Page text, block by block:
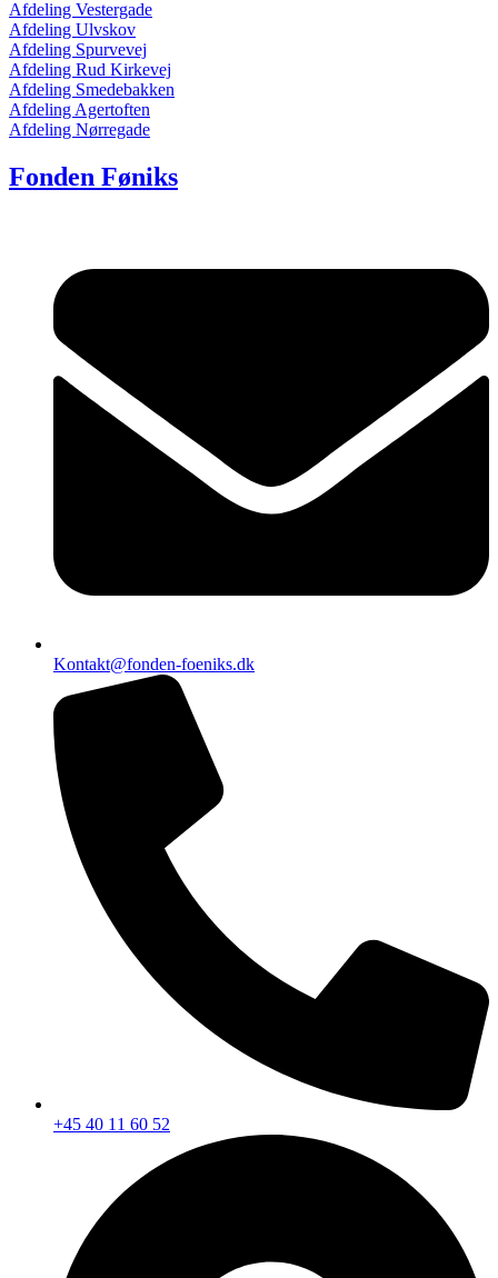
Afdeling Vestergade
Afdeling Ulvskov
Afdeling Spurvevej
Afdeling Rud Kirkevej
Afdeling Smedebakken
Afdeling Agertoften
Afdeling Nørregade
Fonden Føniks
Kontakt@fonden-foeniks.dk
+45 40 11 60 52